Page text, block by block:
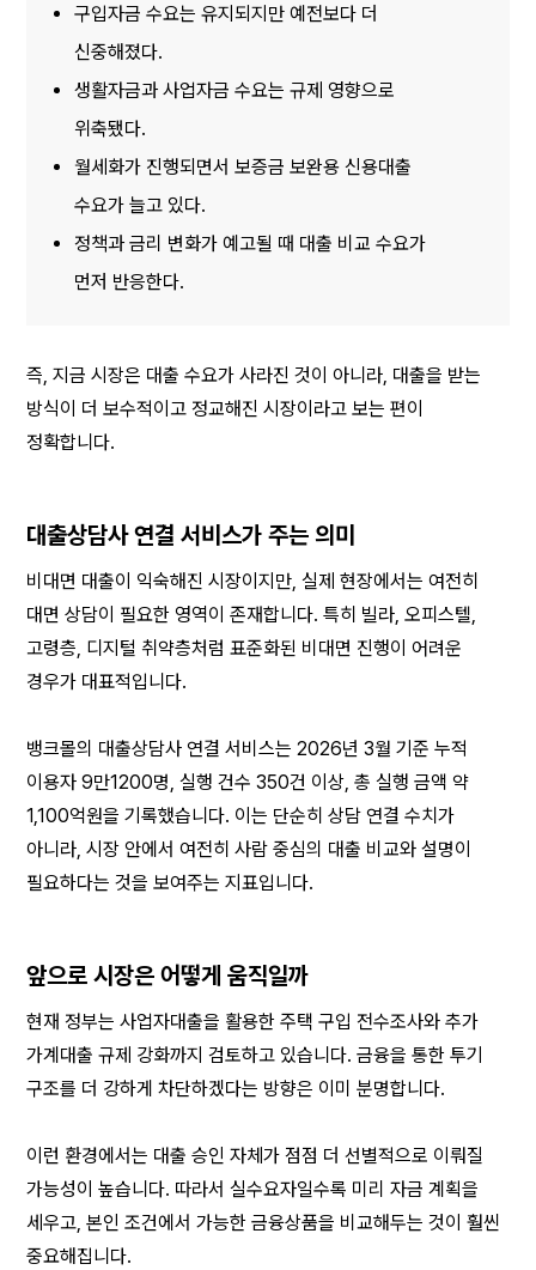
구입자금 수요는 유지되지만 예전보다 더
신중해졌다.
생활자금과 사업자금 수요는 규제 영향으로
위축됐다.
월세화가 진행되면서 보증금 보완용 신용대출
수요가 늘고 있다.
정책과 금리 변화가 예고될 때 대출 비교 수요가
먼저 반응한다.
즉, 지금 시장은 대출 수요가 사라진 것이 아니라, 대출을 받는
방식이 더 보수적이고 정교해진 시장이라고 보는 편이
정확합니다.
대출상담사 연결 서비스가 주는 의미
비대면 대출이 익숙해진 시장이지만, 실제 현장에서는 여전히
대면 상담이 필요한 영역이 존재합니다. 특히 빌라, 오피스텔,
고령층, 디지털 취약층처럼 표준화된 비대면 진행이 어려운
경우가 대표적입니다.
뱅크몰의 대출상담사 연결 서비스는 2026년 3월 기준 누적
이용자 9만1200명, 실행 건수 350건 이상, 총 실행 금액 약
1,100억원을 기록했습니다. 이는 단순히 상담 연결 수치가
아니라, 시장 안에서 여전히 사람 중심의 대출 비교와 설명이
필요하다는 것을 보여주는 지표입니다.
앞으로 시장은 어떻게 움직일까
현재 정부는 사업자대출을 활용한 주택 구입 전수조사와 추가
가계대출 규제 강화까지 검토하고 있습니다. 금융을 통한 투기
구조를 더 강하게 차단하겠다는 방향은 이미 분명합니다.
이런 환경에서는 대출 승인 자체가 점점 더 선별적으로 이뤄질
가능성이 높습니다. 따라서 실수요자일수록 미리 자금 계획을
세우고, 본인 조건에서 가능한 금융상품을 비교해두는 것이 훨씬
중요해집니다.